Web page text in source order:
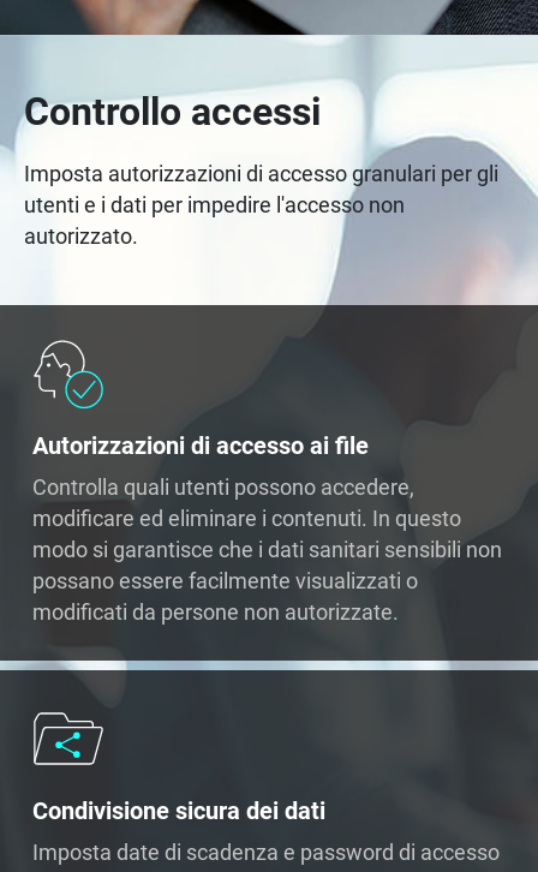
Controllo accessi
Imposta autorizzazioni di accesso granulari per gli
utenti e i dati per impedire l'accesso non
autorizzato.
Autorizzazioni di accesso ai file
Controlla quali utenti possono accedere,
modificare ed eliminare i contenuti. In questo
modo si garantisce che i dati sanitari sensibili non
possano essere facilmente visualizzati o
modificati da persone non autorizzate.
Condivisione sicura dei dati
Imposta date di scadenza e password di accesso